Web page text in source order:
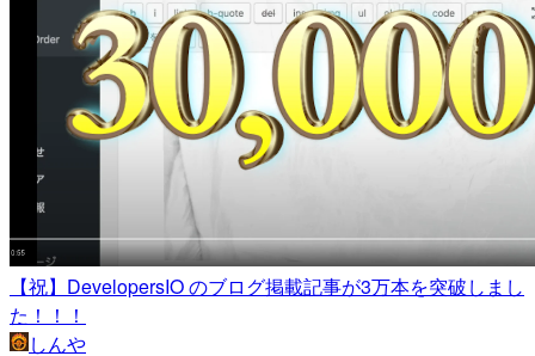
【祝】DevelopersIO のブログ掲載記事が3万本を突破しまし
た！！！
しんや